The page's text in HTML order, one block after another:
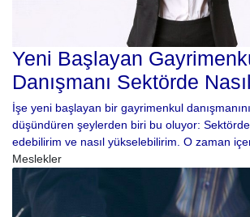
Yeni Başlayan
Danışmanı Sektörde
İşe yeni başlayan bir gayrimenkul
düşündüren şeylerden biri bu oluyor:
edebilirim ve nasıl yükselebilirim. O zaman
Meslekler